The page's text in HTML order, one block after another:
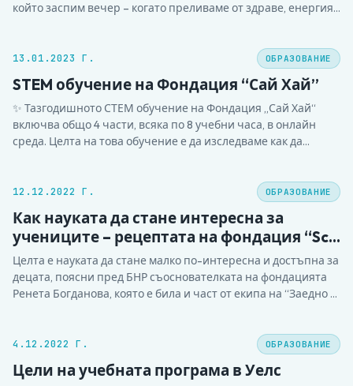
който заспим вечер – когато преливаме от здраве, енергия
13.01.2023 Г. ОБРАЗОВАНИЕ
STEM обучение на Фондация “Сай Хай”
✨ Тазгодишното СТЕМ обучение на Фондация „Сай Хай“
включва общо 4 части, всяка по 8 учебни часа, в онлайн
среда. Целта на това обучение е да изследваме как да
преминете…
12.12.2022 Г. ОБРАЗОВАНИЕ
Как науката да стане интересна за
учениците – рецептата на фондация “Sci
HIGH”
Целта е науката да стане малко по-интересна и достъпна за
децата, поясни пред БНР съоснователката на фондацията
Ренета Богданова, която е била и част от екипа на “Заедно в
резултатите на PISA ни мотивират, каза тя…
4.12.2022 Г. ОБРАЗОВАНИЕ
Цели на учебната програма в Уелс